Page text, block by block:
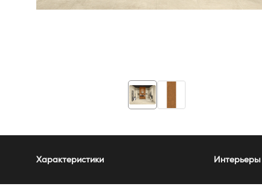
Характеристики Интерьеры